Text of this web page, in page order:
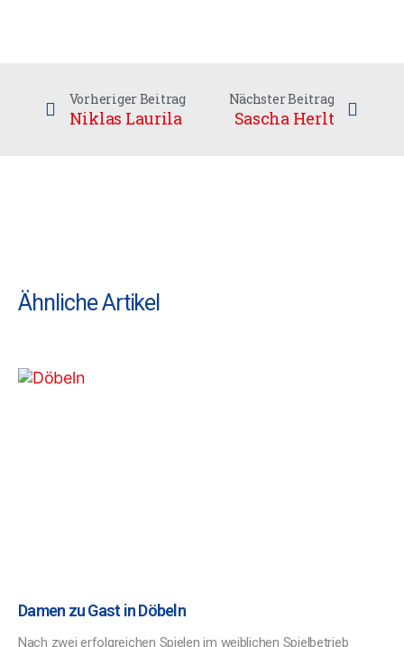
Vorheriger Beitrag
Niklas Laurila
Nächster Beitrag
Sascha Herlt
Ähnliche Artikel
Damen zu Gast in Döbeln
Nach zwei erfolgreichen Spielen im weiblichen Spielbetrieb